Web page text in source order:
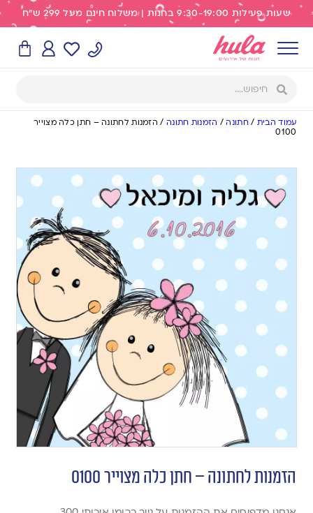
שעות פעילות 9:30-19:00 בחנות | משלוח חינם מעל 299 ש"ח
עמוד הבית /חתונה/ הזמנות חתונה / הזמנות לחתונה – חתן כלה מצוייר
0100
הזמנות לחתונה – חתן כלה מצוייר 0100